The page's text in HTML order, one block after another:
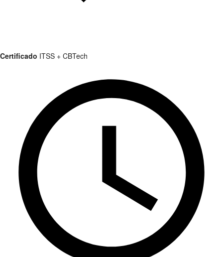
Certificado ITSS + CBTech